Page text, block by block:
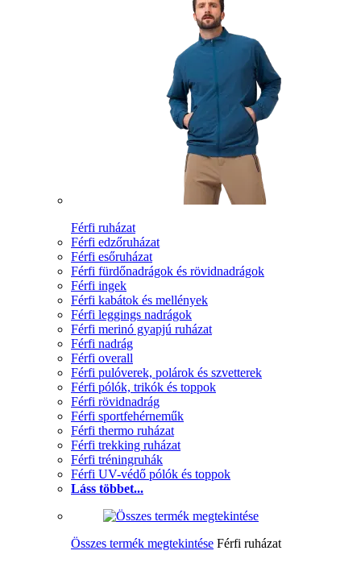
Férfi ruházat
Férfi edzőruházat
Férfi esőruházat
Férfi fürdőnadrágok és rövidnadrágok
Férfi ingek
Férfi kabátok és mellények
Férfi leggings nadrágok
Férfi merinó gyapjú ruházat
Férfi nadrág
Férfi overall
Férfi pulóverek, polárok és szvetterek
Férfi pólók, trikók és toppok
Férfi rövidnadrág
Férfi sportfehérneműk
Férfi thermo ruházat
Férfi trekking ruházat
Férfi tréningruhák
Férfi UV-védő pólók és toppok
Láss többet...
Összes termék megtekintése Férfi ruházat